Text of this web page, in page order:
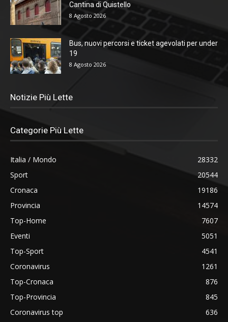
Cantina di Quistello
8 Agosto 2026
Bus, nuovi percorsi e ticket agevolati per under
19
8 Agosto 2026
Notizie Più Lette
Categorie Più Lette
Italia / Mondo
28332
Sport
20544
Cronaca
19186
Provincia
14574
Top-Home
7607
Eventi
5051
Top-Sport
4541
Coronavirus
1261
Top-Cronaca
876
Top-Provincia
845
Coronavirus top
636